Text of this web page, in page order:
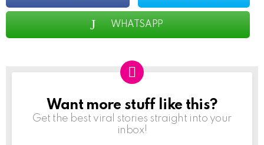
WHATSAPP
NEWSLETTER
Want more stuff like this?
Get the best viral stories straight into your
inbox!